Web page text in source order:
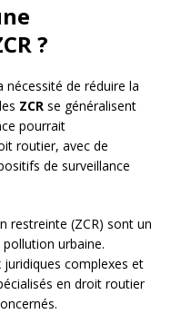
?
nécessité de réduire la
ZCR se généralisent
pourrait
routier, avec de
de surveillance
restreinte (ZCR) sont un
urbaine.
complexes et
en droit routier